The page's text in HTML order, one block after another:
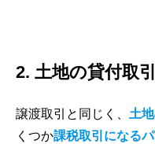
2. 土地の貸付取引
譲渡取引と同じく、 土
くつか課税取引になる